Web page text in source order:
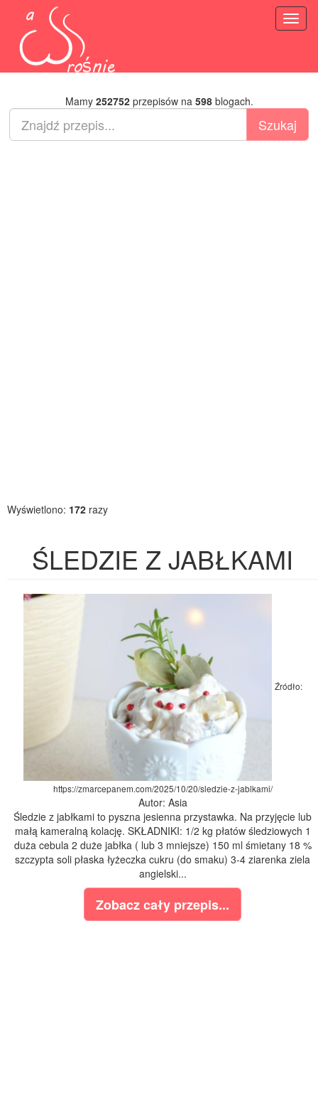
Mamy 252752przepisów na 598blogach.
Wyświetlono: 172 razy
ŚLEDZIE Z JABŁKAMI
Źródło:
https://zmarcepanem.com/2025/10/20/sledzie-z-jablkami/
Autor: Asia
Śledzie z jabłkami to pyszna jesienna przystawka. Na przyjęcie lub
małą kameralną kolację. SKŁADNIKI: 1/2 kg płatów śledziowych 1
duża cebula 2 duże jabłka ( lub 3 mniejsze) 150 ml śmietany 18 %
szczypta soli płaska łyżeczka cukru (do smaku) 3-4 ziarenka ziela
angielski...
Zobacz cały przepis...